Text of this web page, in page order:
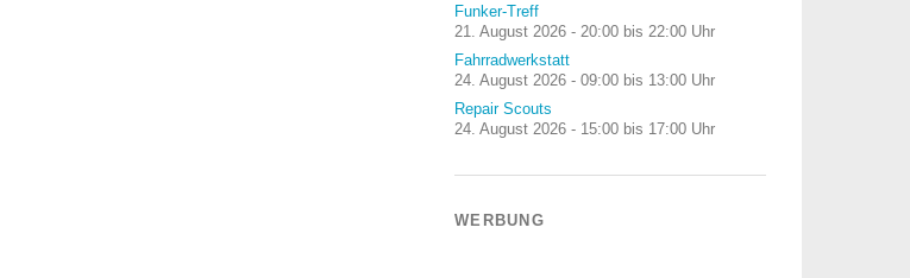
Funker-Treff
21. August 2026 - 20:00 bis 22:00 Uhr
Fahrradwerkstatt
24. August 2026 - 09:00 bis 13:00 Uhr
Repair Scouts
24. August 2026 - 15:00 bis 17:00 Uhr
WERBUNG